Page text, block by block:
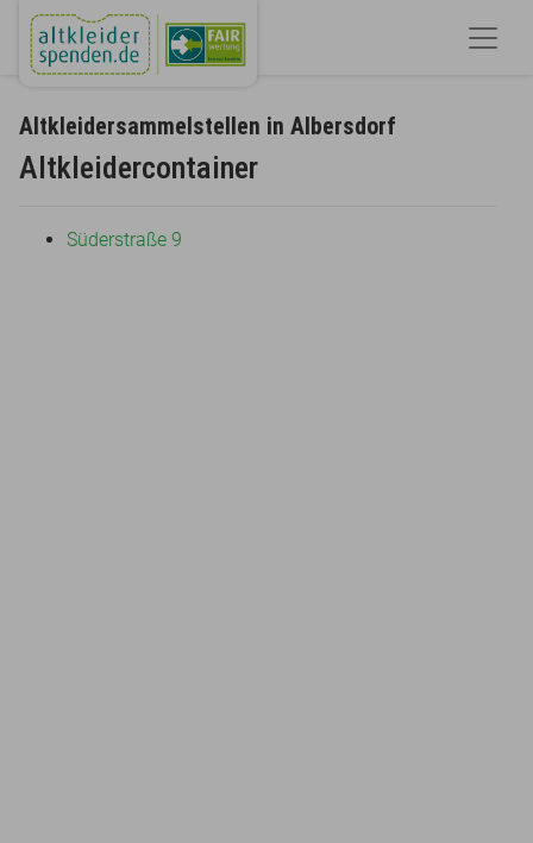
Altkleidersammelstellen in Albersdorf
Altkleidercontainer
Süderstraße 9